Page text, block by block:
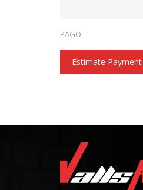
PAGO
Estimate Payment